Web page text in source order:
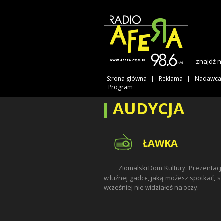
znajdź
Strona główna Reklama Nadawca
Program
AUDYCJA
ŁAWKA
Ziomalski Dom Kultury.
w luźnej gadce, jaką możesz spotkać,
wcześniej nie widziałeś na oczy.